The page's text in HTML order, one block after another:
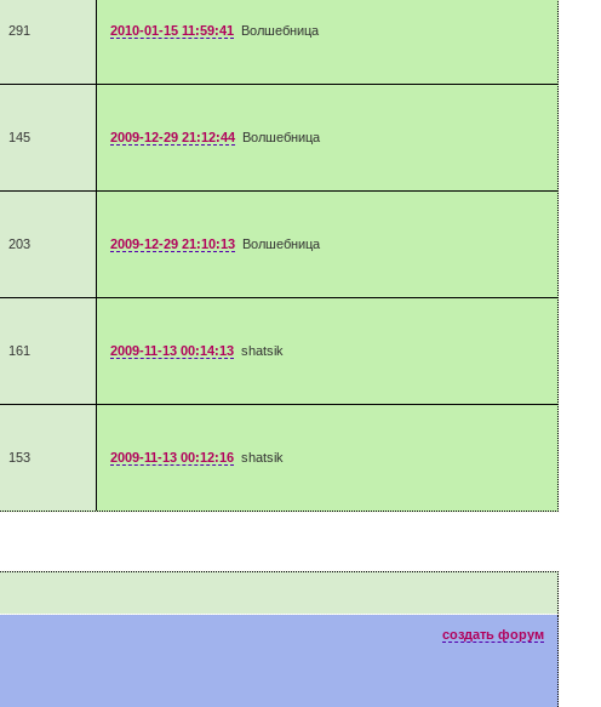
291 2010-01-15 11:59:41 Волшебница
145 2009-12-29 21:12:44 Волшебница
203 2009-12-29 21:10:13 Волшебница
161 2009-11-13 00:14:13 shatsik
153 2009-11-13 00:12:16 shatsik
создать форум